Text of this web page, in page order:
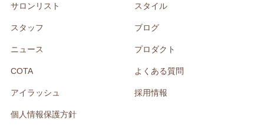
サロンリスト スタイル
スタッフ ブログ
ニュース プロダクト
COTA よくある質問
アイラッシュ 採用情報
個人情報保護方針